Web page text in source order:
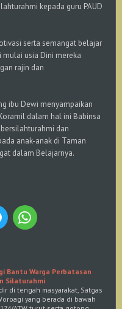
kepada guru PAUD
serta semangat belajar
mulai usia Dini mereka
rajin dan
ibu Dewi menyampaikan
dalam hal ini Babinsa
dan
anak-anak di Taman
dalam Belajarnya.
Bantu Warga Perbatasan
Silaturahmi
di tengah masyarakat, Satgas
yang berada di bawah